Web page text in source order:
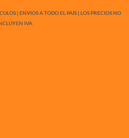
| ENVIOS A TODO EL PAÍS | LOS PRECIOS NO
IVA